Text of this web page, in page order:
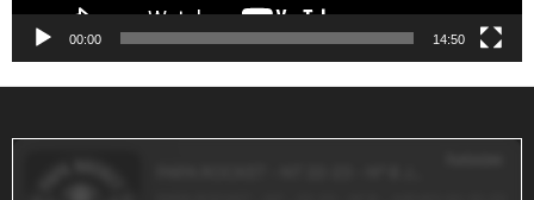
00:00 14:50